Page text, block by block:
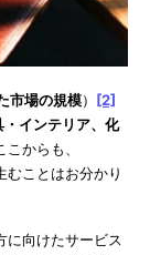
市場の規模） [2]
インテリア、化
からも、
むことはお分かり
に向けたサービス